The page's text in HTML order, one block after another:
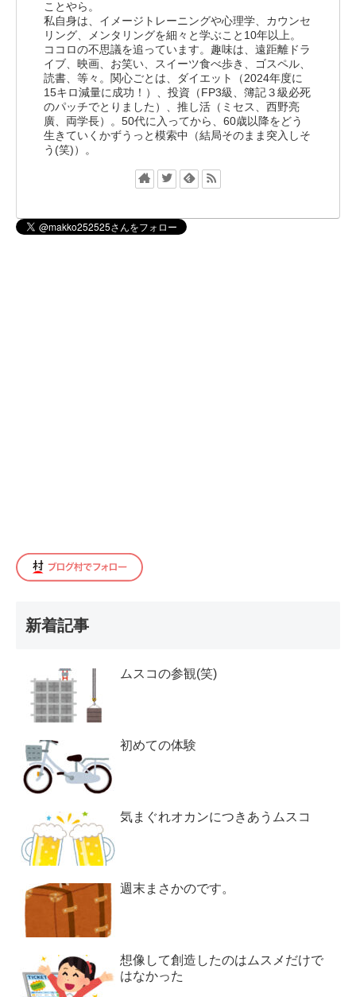
ことやら。
私自身は、イメージトレーニングや心理学、カウンセ
リング、メンタリングを細々と学ぶこと10年以上。
ココロの不思議を追っています。趣味は、遠距離ドラ
イブ、映画、お笑い、スイーツ食べ歩き、ゴスペル、
読書、等々。関心ごとは、ダイエット（2024年度に
15キロ減量に成功！）、投資（FP3級、簿記３級必死
のパッチでとりました）、推し活（ミセス、西野亮
廣、両学長）。50代に入ってから、60歳以降をどう
生きていくかずうっと模索中（結局そのまま突入しそ
う(笑)）。
新着記事
ムスコの参観(笑)
初めての体験
気まぐれオカンにつきあうムスコ
週末まさかのです。
想像して創造したのはムスメだけで
はなかった